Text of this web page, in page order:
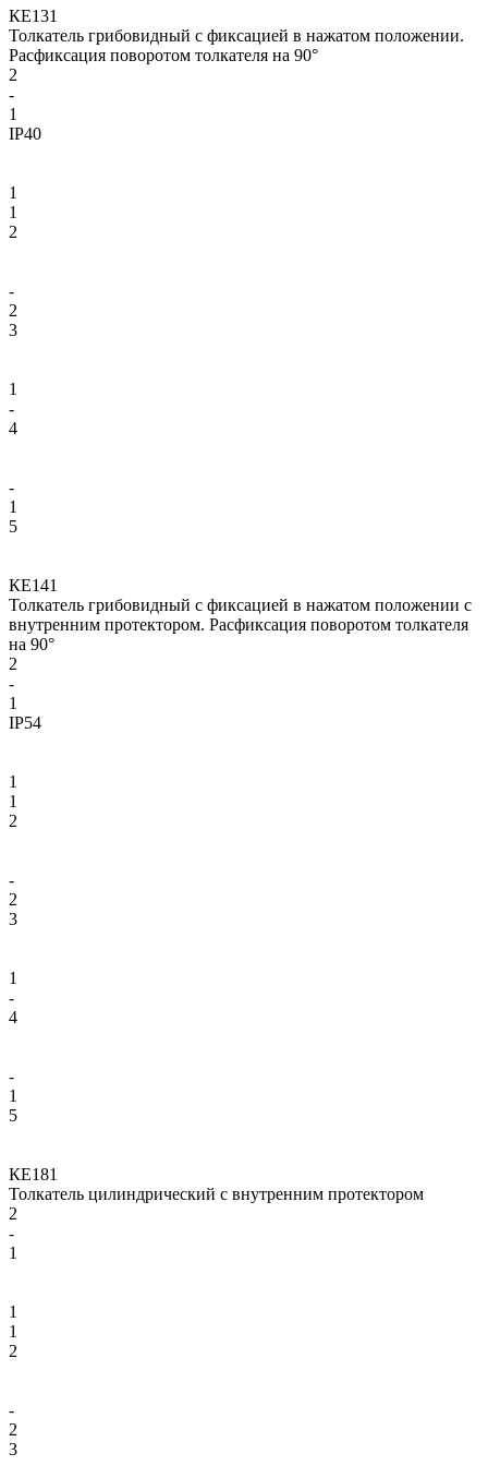
КЕ131
Толкатель грибовидный с фиксацией в нажатом положении.
Расфиксация поворотом толкателя на 90°
2
-
1
IP40
1
1
2
-
2
3
1
-
4
-
1
5
КЕ141
Толкатель грибовидный с фиксацией в нажатом положении с
внутренним протектором. Расфиксация поворотом толкателя
на 90°
2
-
1
IP54
1
1
2
-
2
3
1
-
4
-
1
5
КЕ181
Толкатель цилиндрический с внутренним протектором
2
-
1
1
1
2
-
2
3